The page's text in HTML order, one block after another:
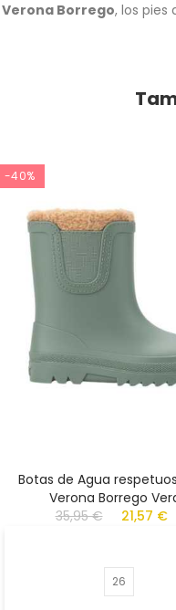
Borrego, los pies
-40%
Botas de Agua
Verona Borrego
35,95 €
21,57 €
26